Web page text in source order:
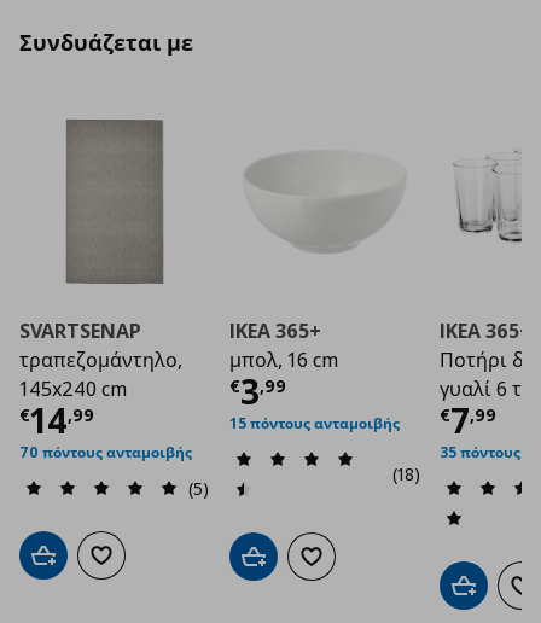
Συνδυάζεται με
SVARTSENAP
τραπεζομάντηλο,
145x240 cm
€14,99
Τρέχουσα τιμή€ 14,99
70 πόντους ανταμοιβής
(5)
Προσθήκη στο καλάθι
Προσθήκη στα αγαπημένα
IKEA 365+
μπολ, 16 cm
€3,99
Τρέχουσα τιμή€
15 πόντους ανταμοιβής
(18)
Προσθήκη στο καλάθι
Προσθήκη στα αγαπημένα
IKEA 365+
Ποτήρι
γυαλί 6
€7,99
35 πόντους
Προσθήκη